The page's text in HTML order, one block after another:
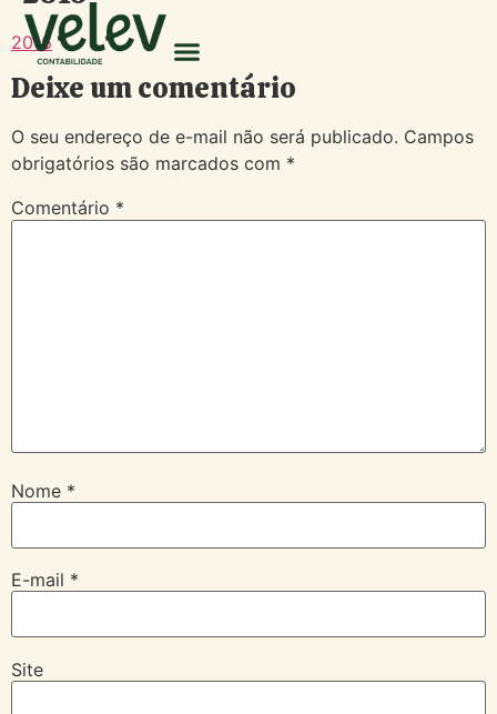
2016
Deixe um comentário
O seu endereço de e-mail não será publicado. Campos
obrigatórios são marcados com *
Comentário *
Nome *
E-mail *
Site